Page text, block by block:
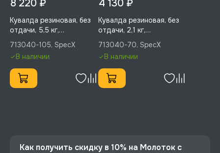
8 220 ₽
Кувалда резиновая, без
отдачи, 5,5 кг,
фибергласовая рукоятка
890 мм, SpecX, 713040-
105
713040-105, SpecX
В наличии
4 130 ₽
Кувалда резиновая, без
отдачи, 2,1 кг,
фибергласовая рукоятка
480 мм, SpecX, 713040-
70
713040-70, SpecX
В наличии
Как получить скидку в 10% на Молоток с